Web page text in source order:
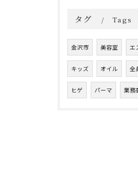
タグ Tags
金沢市 美容室 エ
キッズ オイル 全
ヒゲ パーマ 業務